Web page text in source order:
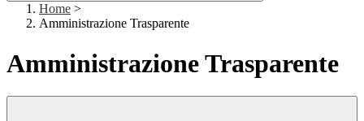
Home >
Amministrazione Trasparente
Amministrazione Trasparente